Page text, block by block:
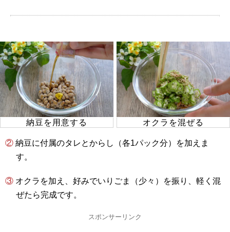
納豆を用意する オクラを混ぜる
② 納豆に付属のタレとからし（各1パック分）を加えま
す。
③ オクラを加え、好みでいりごま（少々）を振り、軽く混
ぜたら完成です。
スポンサーリンク